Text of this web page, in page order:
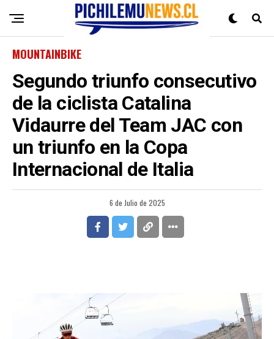
MOUNTAINBIKE
Segundo triunfo consecutivo
de la ciclista Catalina
Vidaurre del Team JAC con
un triunfo en la Copa
Internacional de Italia
6 de Julio de 2025